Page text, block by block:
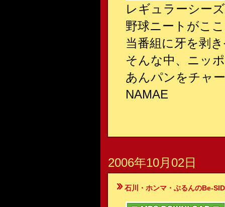
レギュラーシー
野球ニートがこ
当番組に牙を剥
そんな中、ニッ
あんパンをチャ
NAMAE
2006年10月02日
石川・ホンマ・ぶるんのBe-